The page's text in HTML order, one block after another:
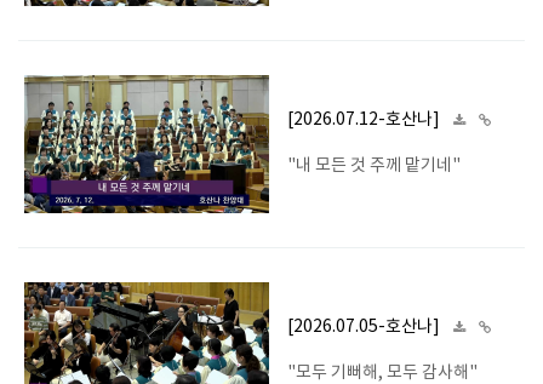
[2026.07.12-호산나]
"내 모든 것 주께 맡기네"
[2026.07.05-호산나]
"모두 기뻐해, 모두 감사해"